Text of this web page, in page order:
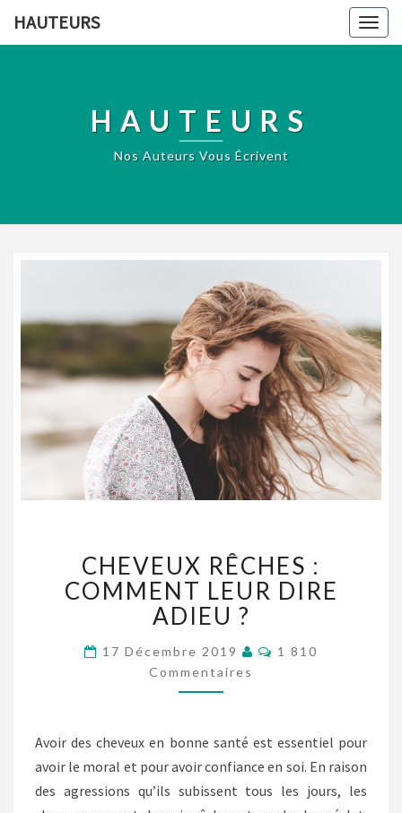
HAUTEURS
HAUTEURS
Nos Auteurs Vous Écrivent
RÊCHES
COMMENT
LEUR
DIRE
ADIEU
?
CHEVEUX RÊCHES :
COMMENT LEUR DIRE
ADIEU ?
17 Décembre 2019 Commentaires
1 810
Commentaires
Avoir des cheveux en bonne santé est essentiel pour
avoir le moral et pour avoir confiance en soi. En raison
des agressions qu’ils subissent tous les jours, les